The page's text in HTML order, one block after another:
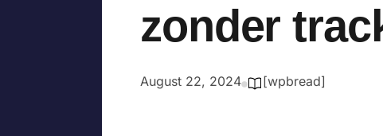
zonder
August 22, 2024 [wpbread]